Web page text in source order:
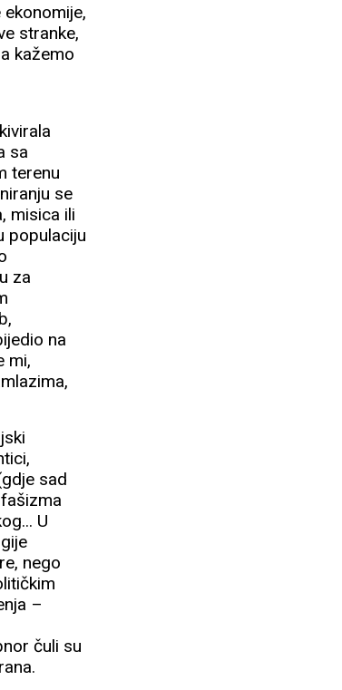
stranke,
kažemo
sa
terenu
se
misica ili
populaciju
za
na
mi,
sad
U
nego
–
čuli su